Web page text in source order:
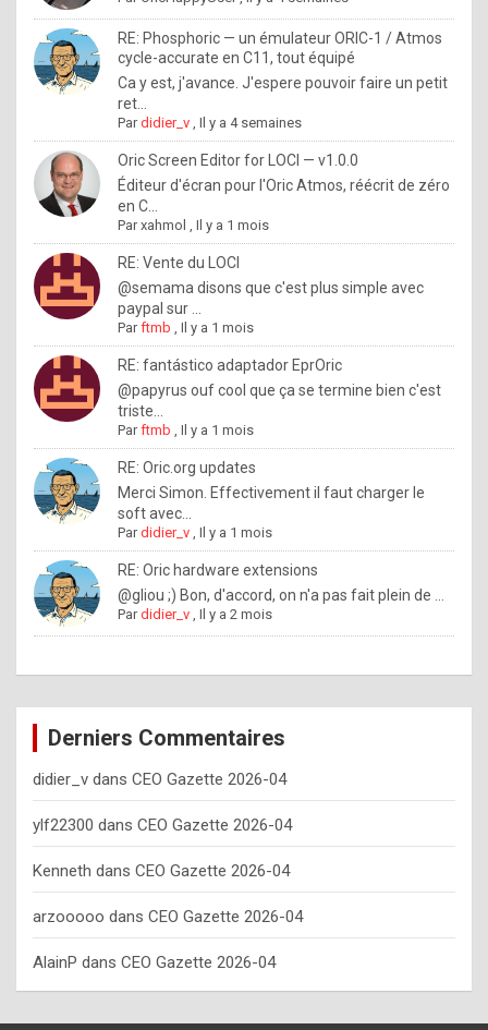
.
I
f
y
o
u
w
a
n
t
o
n
o
w
h
o
w
o
e
y
o
u
s
h
o
RE: Phosphoric — un émulateur ORIC-1 / Atmos
cycle-accurate en C11, tout équipé
Ca y est, j'avance. J'espere pouvoir faire un petit
ret...
Pardidier_v ,Il y a 4 semaines
Oric Screen Editor for LOCI — v1.0.0
Éditeur d'écran pour l'Oric Atmos, réécrit de zéro
en C...
Parxahmol ,Il y a 1 mois
RE: Vente du LOCI
@semama disons que c'est plus simple avec
paypal sur ...
Parftmb ,Il y a 1 mois
RE: fantástico adaptador EprOric
@papyrus ouf cool que ça se termine bien c'est
triste...
Parftmb ,Il y a 1 mois
RE: Oric.org updates
Merci Simon. Effectivement il faut charger le
soft avec...
Pardidier_v ,Il y a 1 mois
RE: Oric hardware extensions
@gliou ;) Bon, d'accord, on n'a pas fait plein de ...
Pardidier_v ,Il y a 2 mois
Derniers Commentaires
didier_v dans CEO Gazette 2026-04
ylf22300 dans CEO Gazette 2026-04
Kenneth dans CEO Gazette 2026-04
arzooooo dans CEO Gazette 2026-04
AlainP dans CEO Gazette 2026-04